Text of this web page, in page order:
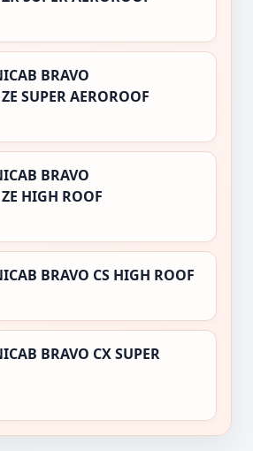
BRAVO
SUPER AEROROOF
BRAVO
HIGH ROOF
BRAVO CS HIGH ROOF
BRAVO CX SUPER